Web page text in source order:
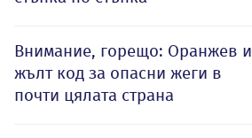
Внимание, горещо: Оранжев и
жълт код за опасни жеги в
почти цялата страна